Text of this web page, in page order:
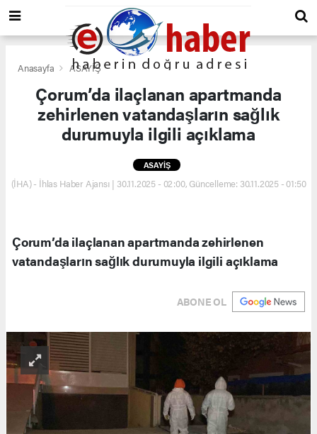
Anasayfa ASAYİŞ
Çorum’da ilaçlanan apartmanda
zehirlenen vatandaşların sağlık
durumuyla ilgili açıklama
ASAYİŞ
(İHA) - İhlas Haber Ajansı | 30.11.2025 - 02:00, Güncelleme: 30.11.2025 - 01:50
Çorum’da ilaçlanan apartmanda zehirlenen
vatandaşların sağlık durumuyla ilgili açıklama
ABONE OL